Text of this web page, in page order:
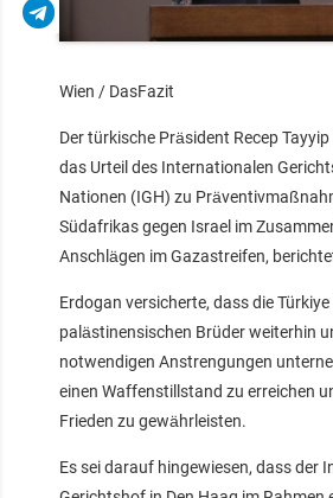
Wien / DasFazit
Der türkische Präsident Recep
das Urteil des Internationalen
Nationen (IGH) zu
Südafrikas gegen Israel im
Anschlägen im Gazastreifen,
Erdogan versicherte, dass die Türkiye
palästinensischen Brüder weiterhin
notwendigen Anstrengungen
einen Waffenstillstand zu erreichen
Frieden zu gewährleisten.
Es sei darauf hingewiesen, dass der